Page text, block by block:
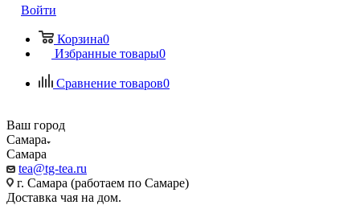
Войти
Корзина0
Избранные товары0
Сравнение товаров0
Ваш город
Самара
Самара
tea@tg-tea.ru
г. Самара (работаем по Самаре)
Доставка чая на дом.